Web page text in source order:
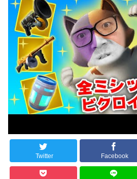
Twitter Facebook